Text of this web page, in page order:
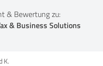
& Bewertung zu:
& Business Solutions
K.